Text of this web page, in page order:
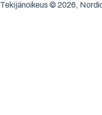
Tekijänoikeus © 2026,